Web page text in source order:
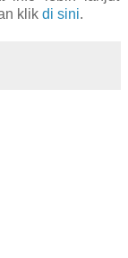
klik di sini.